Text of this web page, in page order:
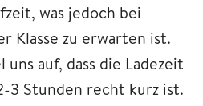
was jedoch bei
Klasse zu erwarten ist.
auf, dass die Ladezeit
3 Stunden recht kurz ist.